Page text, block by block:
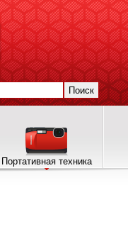
Поиск
Портативная техника